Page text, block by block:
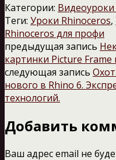
Категории:
Теги: Уроки Rhinoceros,
Rhinoceros для профи
предыдущая запись
картинки Picture Frame
следующая запись
нового в Rhino 6.
технологий.
Добавить
Ваш адрес email не